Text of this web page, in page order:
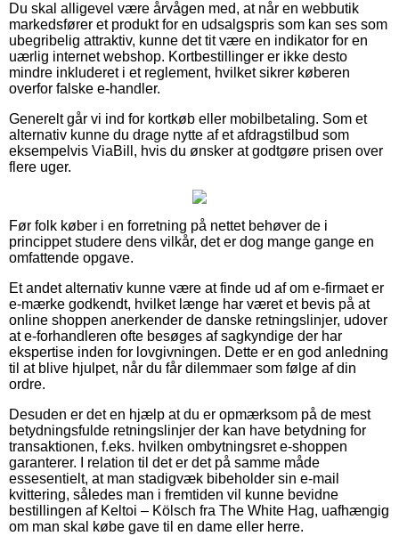
Du skal alligevel være årvågen med, at når en webbutik
markedsfører et produkt for en udsalgspris som kan ses som
ubegribelig attraktiv, kunne det tit være en indikator for en
uærlig internet webshop. Kortbestillinger er ikke desto
mindre inkluderet i et reglement, hvilket sikrer køberen
overfor falske e-handler.
Generelt går vi ind for kortkøb eller mobilbetaling. Som et
alternativ kunne du drage nytte af et afdragstilbud som
eksempelvis ViaBill, hvis du ønsker at godtgøre prisen over
flere uger.
Før folk køber i en forretning på nettet behøver de i
princippet studere dens vilkår, det er dog mange gange en
omfattende opgave.
Et andet alternativ kunne være at finde ud af om e-firmaet er
e-mærke godkendt, hvilket længe har været et bevis på at
online shoppen anerkender de danske retningslinjer, udover
at e-forhandleren ofte besøges af sagkyndige der har
ekspertise inden for lovgivningen. Dette er en god anledning
til at blive hjulpet, når du får dilemmaer som følge af din
ordre.
Desuden er det en hjælp at du er opmærksom på de mest
betydningsfulde retningslinjer der kan have betydning for
transaktionen, f.eks. hvilken ombytningsret e-shoppen
garanterer. I relation til det er det på samme måde
essesentielt, at man stadigvæk bibeholder sin e-mail
kvittering, således man i fremtiden vil kunne bevidne
bestillingen af Keltoi – Kölsch fra The White Hag, uafhængig
om man skal købe gave til en dame eller herre.